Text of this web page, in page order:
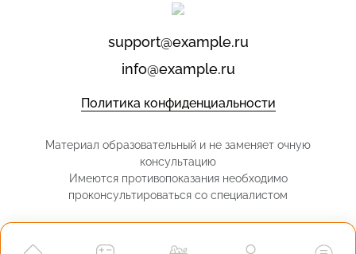
support@example.ru
info@example.ru
Политика конфиденциальности
Материал образовательный и не заменяет очную
консультацию
Имеются противопоказания необходимо
проконсультироваться со специалистом